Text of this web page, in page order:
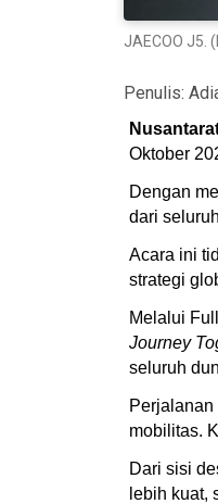
JAECOO J5.
Penulis:
Oktober
Dengan
dari
Acara ini
strategi
Melalui
Journey
seluruh
mobilitas.
Dari sisi
lebih kuat,